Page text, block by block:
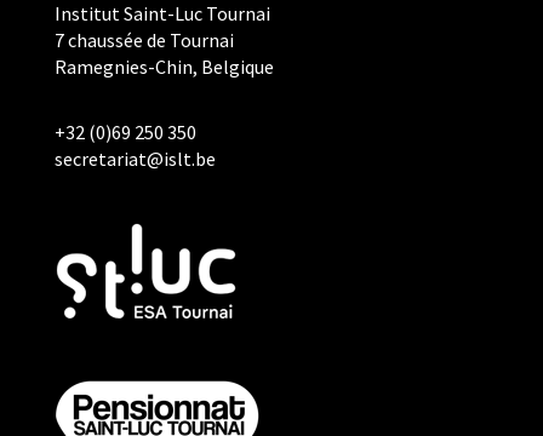
Institut Saint-Luc Tournai
7 chaussée de Tournai
Ramegnies-Chin, Belgique
+32 (0)69 250 350
secretariat@islt.be